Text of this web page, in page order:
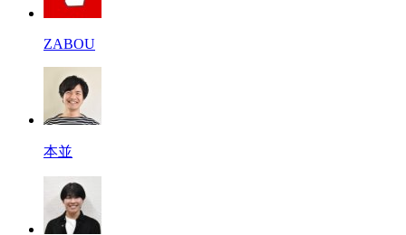
ZABOU
本並